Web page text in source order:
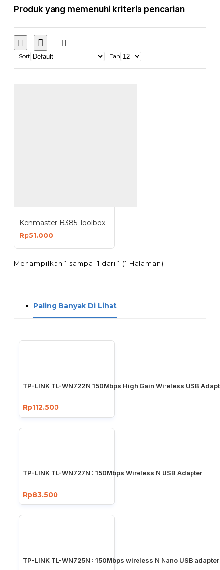
Produk yang memenuhi kriteria pencarian
Sort Tampilkan:
Kenmaster B385 Toolbox
Rp51.000
Menampilkan 1 sampai 1 dari 1 (1 Halaman)
Paling Banyak Di Lihat
TP-LINK TL-WN722N 150Mbps High Gain Wireless USB
Rp112.500
TP-LINK TL-WN727N : 150Mbps Wireless N USB Adapter
Rp83.500
TP-LINK TL-WN725N : 150Mbps wireless N Nano USB adapter